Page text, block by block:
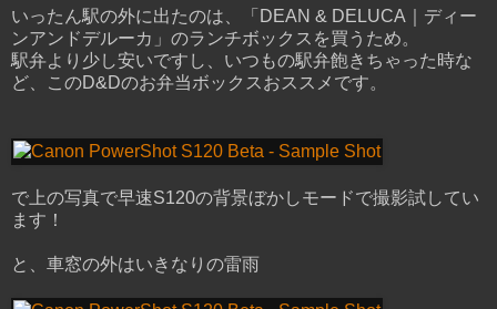
いったん駅の外に出たのは、「DEAN & DELUCA｜ディー
ンアンドデルーカ」のランチボックスを買うため。
駅弁より少し安いですし、いつもの駅弁飽きちゃった時な
ど、このD&Dのお弁当ボックスおススメです。
で上の写真で早速S120の背景ぼかしモードで撮影試してい
ます！
と、車窓の外はいきなりの雷雨